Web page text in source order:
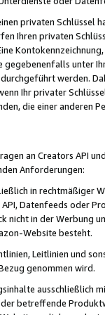
privaten
Ihren privaten
unter
werden.
Ihr privater
die einer anderen
an Creators API
Anforderungen:
in rechtmäßiger
API, Datenfeeds oder
nicht in der Werbung
Website besteht.
Leitlinien und
genommen wird.
ausschließlich
betreffende